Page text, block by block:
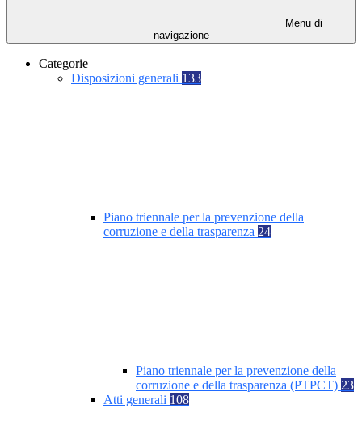
Menu di
navigazione
Categorie
Disposizioni generali 133
Piano triennale per la prevenzione della
corruzione e della trasparenza 24
Piano triennale per la prevenzione della
corruzione e della trasparenza (PTPCT) 23
Atti generali 108